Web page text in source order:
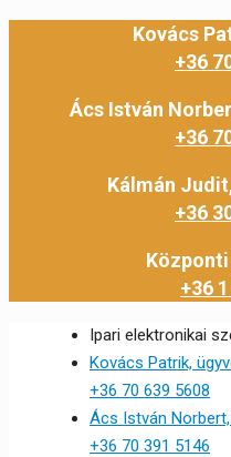
Kovács
+36
Ács István
+36
Kálmán
+36
+36
Ipari elektronikai
Kovács Patrik,
+36 70 639 5608
Ács István
+36 70 391 5146